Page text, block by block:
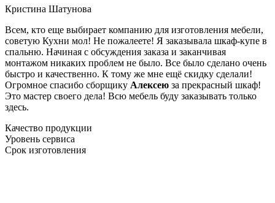
Кристина Шатунова
Всем, кто еще выбирает компанию для изготовления мебели,
советую Кухни мол! Не пожалеете! Я заказывала шкаф-купе в
спальню. Начиная с обсуждения заказа и заканчивая
монтажом никаких проблем не было. Все было сделано очень
быстро и качественно. К тому же мне ещё скидку сделали!
Огромное спасибо сборщику Алексею за прекрасный шкаф!
Это мастер своего дела! Всю мебель буду заказывать только
здесь.
Качество продукции
Уровень сервиса
Срок изготовления